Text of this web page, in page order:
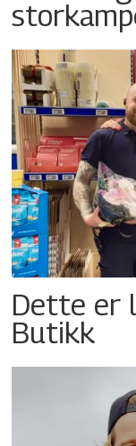
Dette er
Butikk